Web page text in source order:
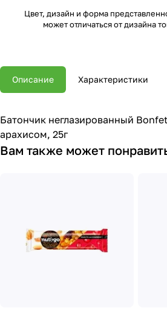
Цвет, дизайн и форма
может отличаться от дизайна
Описание Характеристики
Батончик неглазированный
арахисом, 25г
Вам также может